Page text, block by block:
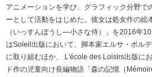
アニメーションを学び、グラフィック分野で
ーとして活動をはじめた。彼女は処女作の
（いっすんぼうし―小さな侍）」を2016年
はSoleil出版において、脚本家エルサ・ボル
に取り組むほか、 L'école des Loisirs出版に
ド作の児童向け長編物語「森の記憶（